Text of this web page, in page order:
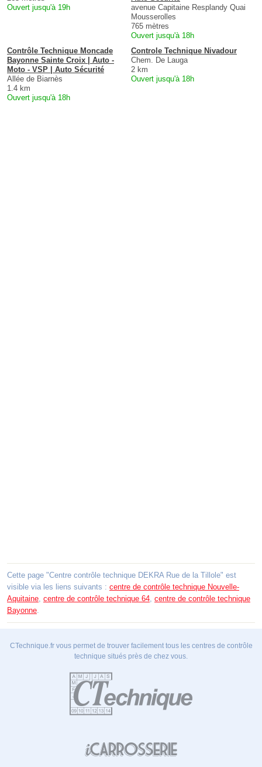
Ouvert jusqu'à 19h
avenue Capitaine Resplandy Quai
Mousserolles
765 mètres
Ouvert jusqu'à 18h
Contrôle Technique Moncade
Bayonne Sainte Croix | Auto -
Moto - VSP | Auto Sécurité
Allée de Biarnès
1.4 km
Ouvert jusqu'à 18h
Controle Technique Nivadour
Chem. De Lauga
2 km
Ouvert jusqu'à 18h
Cette page "Centre contrôle technique DEKRA Rue de la Tillole" est
visible via les liens suivants : centre de contrôle technique Nouvelle-
Aquitaine, centre de contrôle technique 64, centre de contrôle technique
Bayonne.
CTechnique.fr vous permet de trouver facilement tous les centres de contrôle
technique situés près de chez vous.